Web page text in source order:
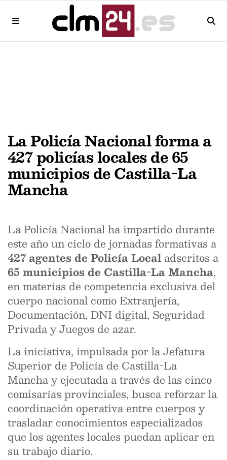
La Policía Nacional forma a
427 policías locales de 65
municipios de Castilla-La
Mancha
La Policía Nacional ha impartido durante
este año un ciclo de jornadas formativas a
427 agentes de Policía Local adscritos a
65 municipios de Castilla-La Mancha,
en materias de competencia exclusiva del
cuerpo nacional como Extranjería,
Documentación, DNI digital, Seguridad
Privada y Juegos de azar.
La iniciativa, impulsada por la Jefatura
Superior de Policía de Castilla-La
Mancha y ejecutada a través de las cinco
comisarías provinciales, busca reforzar la
coordinación operativa entre cuerpos y
trasladar conocimientos especializados
que los agentes locales puedan aplicar en
su trabajo diario.